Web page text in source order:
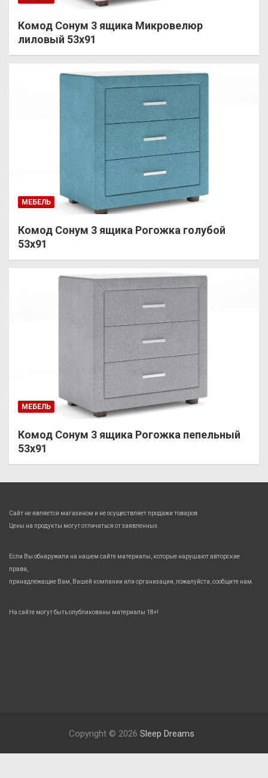
Комод Сонум 3 ящика Микровелюр
лиловый 53х91
МЕБЕЛЬ
Комод Сонум 3 ящика Рогожка голубой
53х91
МЕБЕЛЬ
Комод Сонум 3 ящика Рогожка пепельный
53х91
Сайт не является магазином и не осуществляет продажи товаров.
Цены на продукты могут отличаться от заявленных.
Если Вы обнаружили на нашем сайте материалы, которые нарушают авторские
права,
принадлежащие Вам, Вашей компании или организации, пожалуйста, сообщите нам.
На сайте могут быть опубликованы материалы 18+!
Copyright © 2026 Sleep Dreams